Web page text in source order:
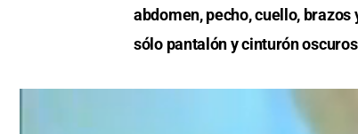
abdomen, pecho, cuello,
sólo pantalón y cinturón